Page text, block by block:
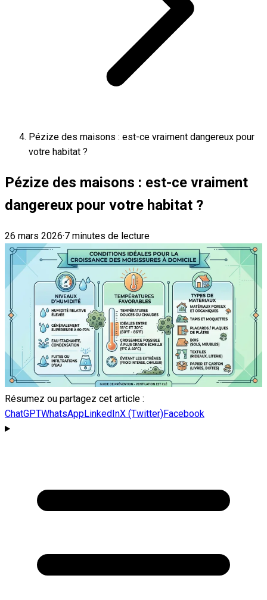
Pézize des maisons : est-ce vraiment dangereux pour
votre habitat ?
Pézize des maisons : est-ce vraiment
dangereux pour votre habitat ?
26 mars 2026·7 minutes de lecture
Résumez ou partagez cet article :
ChatGPTWhatsAppLinkedInX (Twitter)Facebook